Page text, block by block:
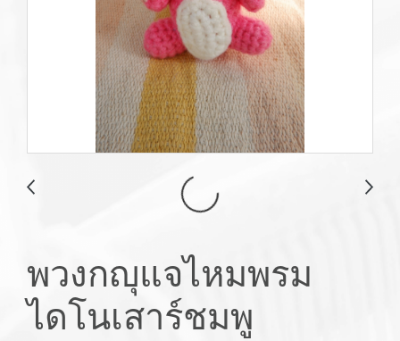
พวงกญุแจไหมพรม
ไดโนเสาร์ชมพู